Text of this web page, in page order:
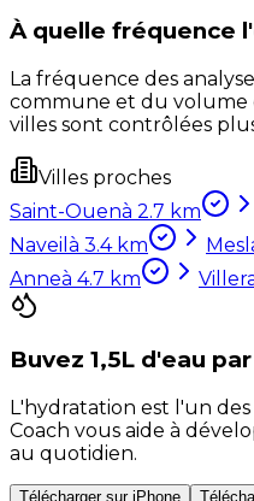
À quelle fréquence
La fréquence des
commune et du volume
villes sont contrôlées
Villes proches
Saint-Ouenà 2.7 km
Naveil à 3.4km
Anneà 4.7 km
Buvez 1,5L d'eau
L'hydratation est l'un
Coach vous aide à
au quotidien.
Télécharger sur iPhone